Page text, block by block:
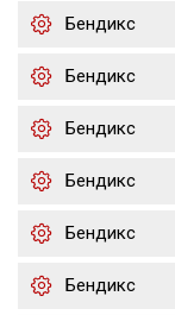
Бендикс
Бендикс
Бендикс
Бендикс
Бендикс
Бендикс